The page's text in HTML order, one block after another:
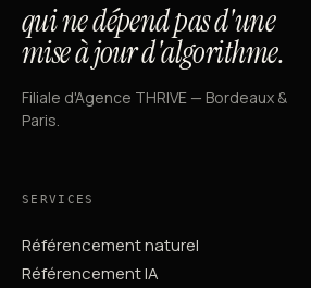
qui ne dépend pas d'une
mise à jour d'algorithme.
Filiale d'Agence THRIVE — Bordeaux &
Paris.
SERVICES
Référencement naturel
Référencement IA